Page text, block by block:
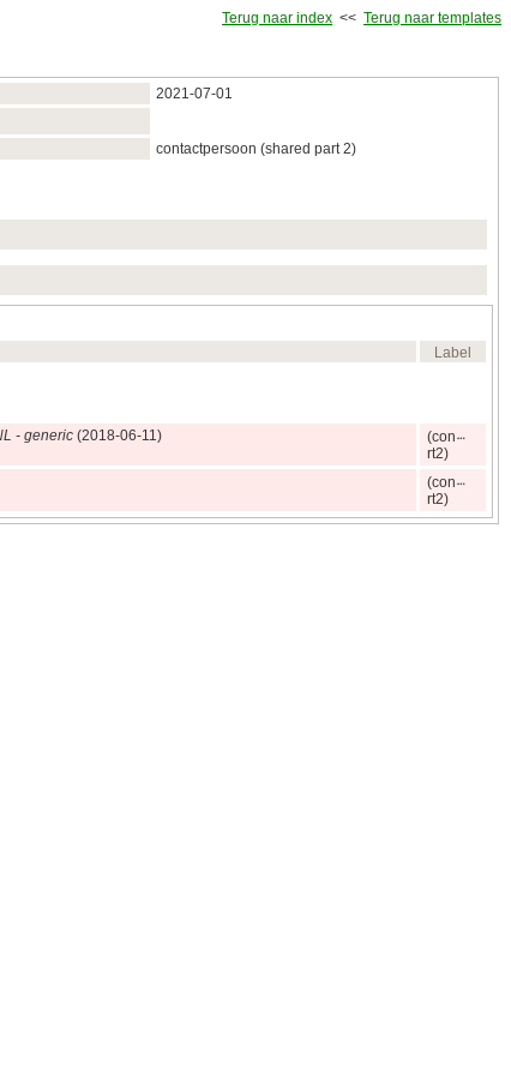
Terug naar index << Terug naar templates
2021‑07‑01
contactpersoon (shared part 2)
Label
- generic (2018‑06‑11)
(con
rt2)
(con
rt2)